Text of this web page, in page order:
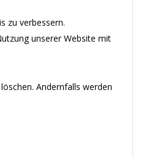
zu verbessern.
unserer Website mit
Andernfalls werden